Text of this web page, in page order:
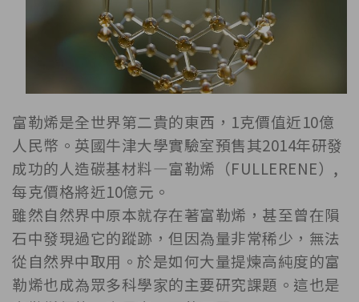
富勒烯是全世界第二貴的東西，1克價值近10億
人民幣。英國牛津大學實驗室預售其2014年研發
成功的人造碳基材料—富勒烯（FULLERENE）,
每克價格將近10億元。
雖然自然界中原本就存在著富勒烯，甚至曾在隕
石中發現過它的蹤跡，但因為量非常稀少，無法
從自然界中取用。於是如何大量提煉高純度的富
勒烯也成為眾多科學家的主要研究課題。這也是